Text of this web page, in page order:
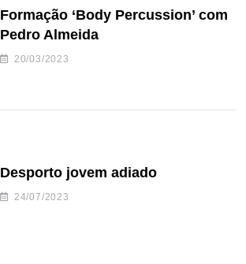
Formação ‘Body Percussion’ com
Pedro Almeida
20/03/2023
Desporto jovem adiado
24/07/2023